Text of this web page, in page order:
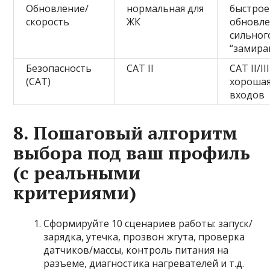
Обновление/
скорость
нормальная для
ЖК
быстрое
Безопасность
(CAT)
CAT II
CAT II/
входов
8. Пошаговый алгоритм
выбора под ваш профиль
(с реальными
критериями)
Сформируйте 10 сценариев работы: запуск/
зарядка, утечка, прозвон жгута, проверка
датчиков/массы, контроль питания на
разъеме, диагностика нагревателей и т.д.